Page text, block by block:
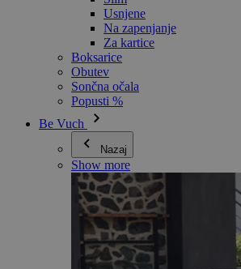
Usnjene
Na zapenjanje
Za kartice
Boksarice
Obutev
Sončna očala
Popusti %
Be Vuch
Nazaj
Show more